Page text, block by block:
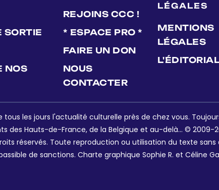
SORTIE
NOS
REJOINS CCC !
* ESPACE PRO *
FAIRE UN DON
NOUS
CONTACTER
LÉGALES
MENTIONS
LÉGALES
les jours l'actualité culturelle près de chez vous.
des Hauts-de-France, de la Belgique et au-delà... © 2009-
réservés. Toute reproduction ou utilisation du texte
de sanctions. Charte graphique Sophie R. et Céline